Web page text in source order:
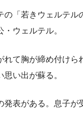
「若きウェルテル
ウェルテル。
て胸が締め付けら
い出が蘇る。
表がある。息子が